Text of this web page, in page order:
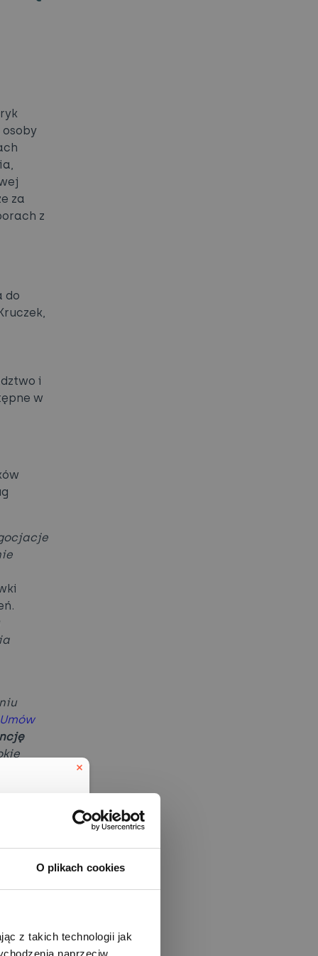
O plikach cookies
z takich technologii jak
naprzeciw
osoby
za
z
do
i
w
call